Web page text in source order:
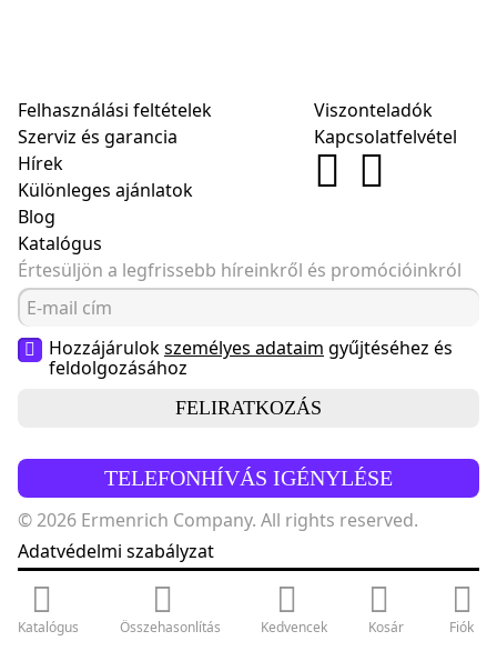
Katalógus Összehasonlítás Kedvencek Kosár Fiók
Felhasználási feltételek
Szerviz és garancia
Hírek
Különleges ajánlatok
Blog
Katalógus
Viszonteladók
Kapcsolatfelvétel
Értesüljön a legfrissebb híreinkről és promócióinkról
Hozzájárulokszemélyes adataim gyűjtéséhez és
feldolgozásához
FELIRATKOZÁS
TELEFONHÍVÁS IGÉNYLÉSE
© 2026 Ermenrich Company. All rights reserved.
Adatvédelmi szabályzat